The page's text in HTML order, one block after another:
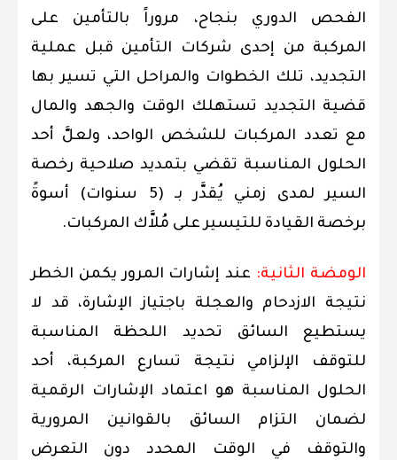
الفحص الدوري بنجاح، مروراً بالتأمين على
المركبة من إحدى شركات التأمين قبل عملية
التجديد، تلك الخطوات والمراحل التي تسير بها
قضية التجديد تستهلك الوقت والجهد والمال
مع تعدد المركبات للشخص الواحد، ولعلَّ أحد
الحلول المناسبة تقضي بتمديد صلاحية رخصة
السير لمدى زمني يُقدَّر بـ (5 سنوات) أسوةً
برخصة القيادة للتيسير على مُلاَّك المركبات.
الومضة الثانية: عند إشارات المرور يكمن الخطر
نتيجة الازدحام والعجلة باجتياز الإشارة، قد لا
يستطيع السائق تحديد اللحظة المناسبة
للتوقف الإلزامي نتيجة تسارع المركبة، أحد
الحلول المناسبة هو اعتماد الإشارات الرقمية
لضمان التزام السائق بالقوانين المرورية
والتوقف في الوقت المحدد دون التعرض